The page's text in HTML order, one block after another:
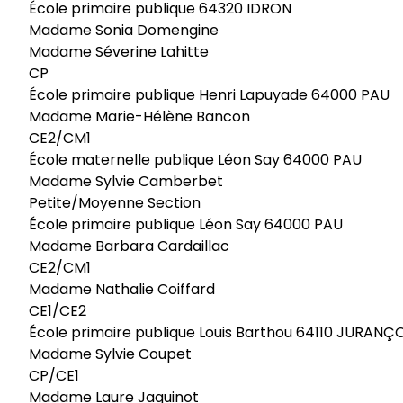
École primaire publique 64320 IDRON
Madame Sonia Domengine
Madame Séverine Lahitte
CP
École primaire publique Henri Lapuyade 64000 PAU
Madame Marie-Hélène Bancon
CE2/CM1
École maternelle publique Léon Say 64000 PAU
Madame Sylvie Camberbet
Petite/Moyenne Section
École primaire publique Léon Say 64000 PAU
Madame Barbara Cardaillac
CE2/CM1
Madame Nathalie Coiffard
CE1/CE2
École primaire publique Louis Barthou 64110
Madame Sylvie Coupet
CP/CE1
Madame Laure Jaquinot